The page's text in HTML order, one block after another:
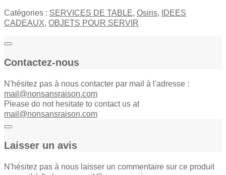
Catégories : SERVICES DE TABLE, Osiris,
IDEES
CADEAUX, OBJETS POUR SERVIR
Contactez-nous
N'hésitez pas à nous contacter par mail à l'adresse :
mail@nonsansraison.com
Please do not hesitate to contact us at
mail@nonsansraison.com
Laisser un avis
N'hésitez pas à nous laisser un commentaire sur ce produit